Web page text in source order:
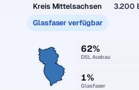
Kreis Mittelsachsen
3.200
Glasfaser verfügbar
62%
DSL Ausbau
1%
Glasfaser